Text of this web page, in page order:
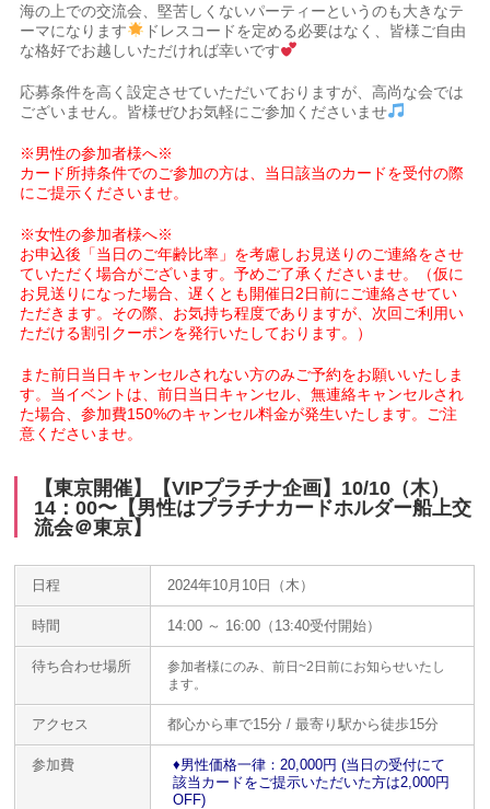
海の上での交流会、堅苦しくないパーティーというのも大きなテ
ーマになります
ドレスコードを定める必要はなく、皆様ご自由
な格好でお越しいただければ幸いです
応募条件を高く設定させていただいておりますが、高尚な会では
ございません。皆様ぜひお気軽にご参加くださいませ
※男性の参加者様へ※
カード所持条件でのご参加の方は、当日該当のカードを受付の際
にご提示くださいませ。
※女性の参加者様へ※
お申込後「当日のご年齢比率」を考慮しお見送りのご連絡をさせ
ていただく場合がございます。予めご了承くださいませ。（仮に
お見送りになった場合、遅くとも開催日2日前にご連絡させてい
ただきます。その際、お気持ち程度でありますが、次回ご利用い
ただける割引クーポンを発行いたしております。）
また前日当日キャンセルされない方のみご予約をお願いいたしま
す。当イベントは、前日当日キャンセル、無連絡キャンセルされ
た場合、参加費150%のキャンセル料金が発生いたします。ご注
意くださいませ。
【東京開催】【VIPプラチナ企画】10/10（木）
14：00〜【男性はプラチナカードホルダー船上交
流会＠東京】
日程 2024年10月10日（木）
時間 14:00 ～ 16:00（13:40受付開始）
待ち合わせ場所
参加者様にのみ、前日~2日前にお知らせいたし
ます。
アクセス 都心から車で15分 / 最寄り駅から徒歩15分
参加費
♦️男性価格一律：20,000円 (当日の受付にて
該当カードをご提示いただいた方は2,000円
OFF)